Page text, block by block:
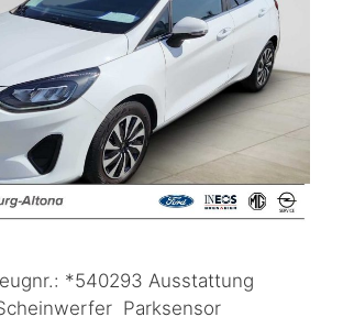
*540293 Ausstattung
Parksensor